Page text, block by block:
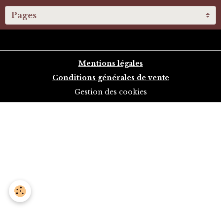
Mentions légales
Conditions générales de vente
Gestion des cookies